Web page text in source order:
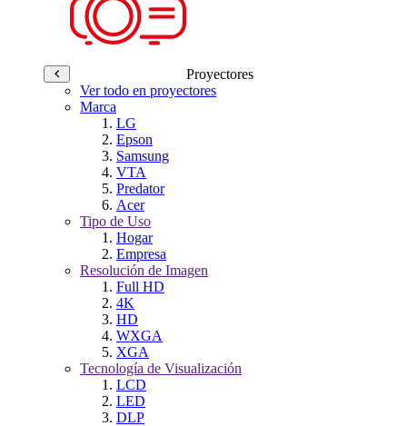
Proyectores
Ver todo en proyectores
Marca
LG
Epson
Samsung
VTA
Predator
Acer
Tipo de Uso
Hogar
Empresa
Resolución de Imagen
Full HD
4K
HD
WXGA
XGA
Tecnología de Visualización
LCD
LED
DLP